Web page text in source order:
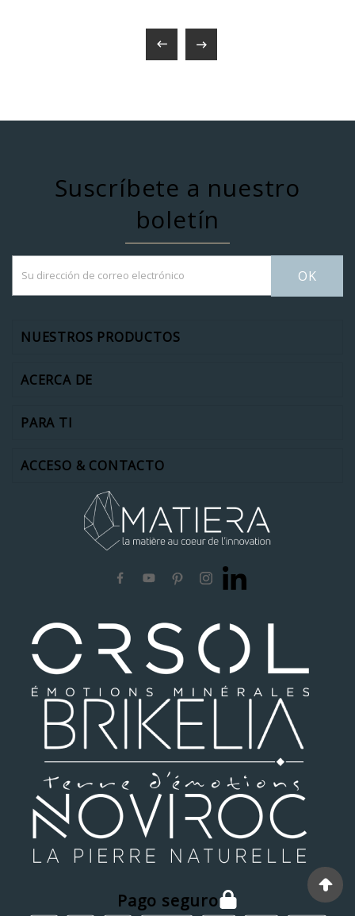
 
Suscríbete a nuestro
boletín
OK
NUESTROS PRODUCTOS
ACERCA DE
PARA TI
ACCESO & CONTACTO
Pago seguro